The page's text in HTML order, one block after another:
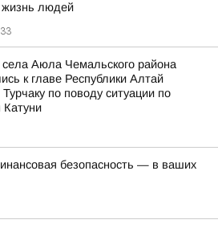
людей
Аюла Чемальского района
к главе Республики Алтай
по поводу ситуации по
Катуни
безопасность — в ваших